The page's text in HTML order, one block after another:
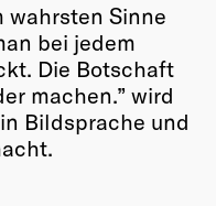
wahrsten Sinne
bei jedem
Die Botschaft
machen.” wird
Bildsprache und